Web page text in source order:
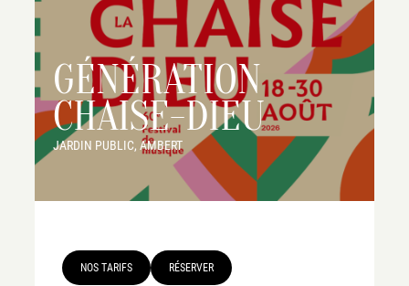
GÉNÉRATION
CHAISE-DIEU
JARDIN PUBLIC, AMBERT
NOS TARIFS RÉSERVER